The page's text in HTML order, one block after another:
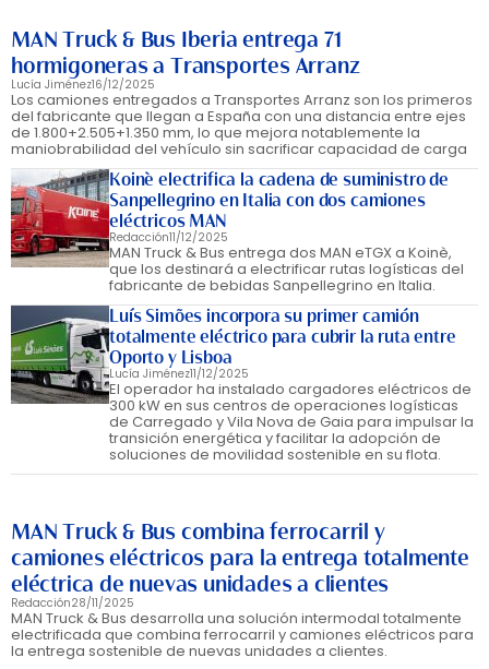
MAN Truck & Bus Iberia entrega 71
hormigoneras a Transportes Arranz
Lucía Jiménez16/12/2025
Los camiones entregados a Transportes Arranz son los primeros
del fabricante que llegan a España con una distancia entre ejes
de 1.800+2.505+1.350 mm, lo que mejora notablemente la
maniobrabilidad del vehículo sin sacrificar capacidad de carga
Koinè electrifica la cadena de suministro de
Sanpellegrino en Italia con dos camiones
eléctricos MAN
Redacción11/12/2025
MAN Truck & Bus entrega dos MAN eTGX a Koinè,
que los destinará a electrificar rutas logísticas del
fabricante de bebidas Sanpellegrino en Italia.
Luís Simões incorpora su primer camión
totalmente eléctrico para cubrir la ruta entre
Oporto y Lisboa
Lucía Jiménez11/12/2025
El operador ha instalado cargadores eléctricos de
300 kW en sus centros de operaciones logísticas
de Carregado y Vila Nova de Gaia para impulsar la
transición energética y facilitar la adopción de
soluciones de movilidad sostenible en su flota.
MAN Truck & Bus combina ferrocarril y
camiones eléctricos para la entrega totalmente
eléctrica de nuevas unidades a clientes
Redacción28/11/2025
MAN Truck & Bus desarrolla una solución intermodal totalmente
electrificada que combina ferrocarril y camiones eléctricos para
la entrega sostenible de nuevas unidades a clientes.